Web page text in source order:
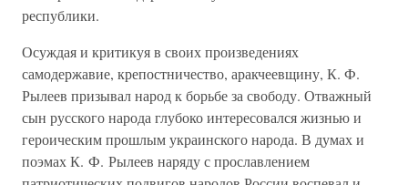
республики.
Осуждая и критикуя в своих произведениях
самодержавие, крепостничество, аракчеевщину, К. Ф.
Рылеев призывал народ к борьбе за свободу. Отважный
сын русского народа глубоко интересовался жизнью и
героическим прошлым украинского народа. В думах и
поэмах К. Ф. Рылеев наряду с прославлением